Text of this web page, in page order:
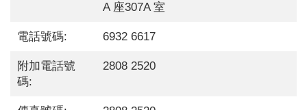
A 座307A 室
電話號碼: 6932 6617
附加電話號
碼:
2808 2520